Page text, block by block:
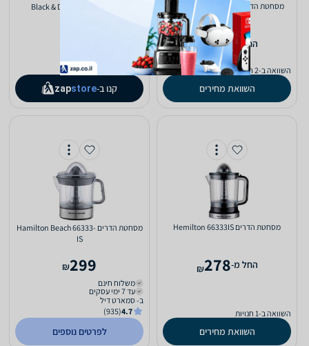
מסחטת ‏הדרים Schneider SCHJ700
‫החל מ-299
₪
השוואה ב-2 חנויות
השוואת מחירים
מסחטת ‏הדרים Black & Decker
כולל משלוח (₪19)
עד 7 ימי עסקים
קנו ב- zapstore
מסחטת ‏הדרים Hemilton 66333IS
‫החל מ-278
₪
השוואה ב-1 חנויות
השוואת מחירים
מסחטת ‏הדרים Hamilton Beach 66333-
IS
299
₪
משלוח חינם
עד 7 ימי עסקים
ב- סמארט דיל
4.7
(935)
לפרטים נוספים